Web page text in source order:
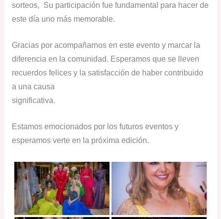
sorteos, Su participación fue fundamental para hacer de
este día uno más memorable.
Gracias por acompañarnos en este evento y marcar la
diferencia en la comunidad. Esperamos que se lleven
recuerdos felices y la satisfacción de haber contribuido
a una causa
significativa.
Estamos emocionados por los futuros eventos y
esperamos verte en la próxima edición.